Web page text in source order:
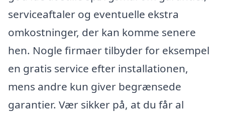
serviceaftaler og eventuelle ekstra
omkostninger, der kan komme senere
hen. Nogle firmaer tilbyder for eksempel
en gratis service efter installationen,
mens andre kun giver begrænsede
garantier. Vær sikker på, at du får al